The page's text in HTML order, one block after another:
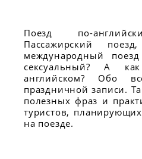
Поезд по-
Пассажирский
международный
сексуальный? А
английском? Обо
праздничной записи.
полезных фраз и
туристов,
на поезде.